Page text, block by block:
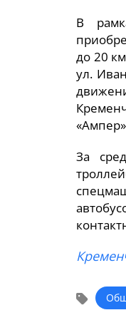
В
до 20
ул.
За